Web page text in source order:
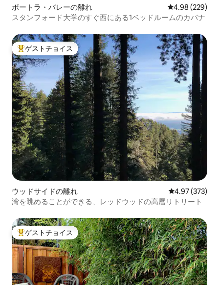
ポートラ・バレーの離れ レビュー229
4.98 (229)
スタンフォード大学のすぐ西にある1ベッドルームのカバナ
大好評のゲストチョイスです。
ゲストチョイス
ウッドサイドの離れ レビュー373
4.97 (373)
湾を眺めることができる、レッドウッドの高層リトリート
大好評のゲストチョイスです。
ゲストチョイス